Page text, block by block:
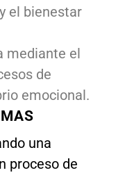
el bienestar
mediante el
de
emocional.
una
proceso de